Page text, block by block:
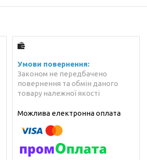
Законом не передбачено
повернення та обмін даного
товару належної якості